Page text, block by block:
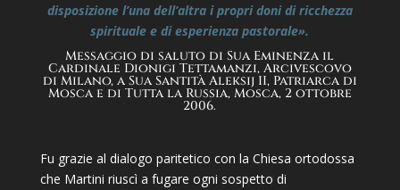
disposizione l’una dell’altra i propri doni di ricchezza
spirituale e di esperienza pastorale».
Messaggio di saluto di Sua Eminenza il
Cardinale Dionigi Tettamanzi, Arcivescovo
di Milano, a Sua Santità Aleksij II, Patriarca di
Mosca e di Tutta la Russia, Mosca, 2 ottobre
2006.
Fu grazie al dialogo paritetico con la Chiesa ortodossa
che Martini riuscì a fugare ogni sospetto di